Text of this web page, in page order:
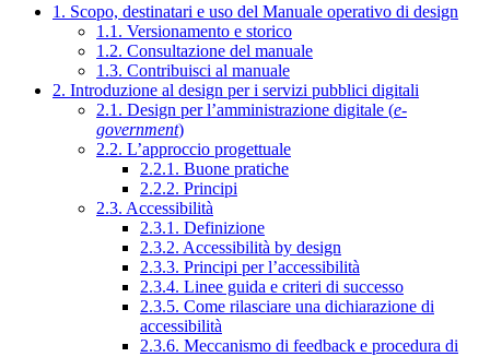
1. Scopo, destinatari e uso del Manuale operativo di design
1.1. Versionamento e storico
1.2. Consultazione del manuale
1.3. Contribuisci al manuale
2. Introduzione al design per i servizi pubblici digitali
2.1. Design per l’amministrazione digitale (e-
government)
2.2. L’approccio progettuale
2.2.1. Buone pratiche
2.2.2. Principi
2.3. Accessibilità
2.3.1. Definizione
2.3.2. Accessibilità by design
2.3.3. Principi per l’accessibilità
2.3.4. Linee guida e criteri di successo
2.3.5. Come rilasciare una dichiarazione di
accessibilità
2.3.6. Meccanismo di feedback e procedura di